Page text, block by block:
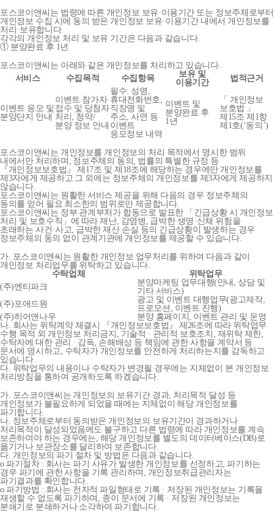
포스코이앤씨는 법령에 따른 개인정보 보유·이용기간 또는 정보주체로부터
개인정보 수집 시에 동의 받은 개인정보 보유·이용기간 내에서 개인정보를
처리·보유합니다.
각각의 개인정보 처리 및 보유 기간은 다음과 같습니다.
① 분양완료 후 1년
포스코이앤씨는 아래와 같은 개인정보를 처리하고 있습니다.
서비스
수집목적 수집항목
보유 및
이용기간
법적근거
이벤트 응모 및
분양단지 안내
이벤트 참가자
접수 및 당첨자
처리, 청약/
분양 정보 안내
필수: 성명,
휴대전화번호,
직장명 및
주소, 사연 등
이벤트
응모정보 내역
이벤트 및
분양완료 후
1년
「 개인정보
보호법 」
제15조 제1항
제1호(‘동의’)
포스코이앤씨는 개인정보를 개인정보의 처리 목적에서 명시한 범위
내에서만 처리하며, 정보주체의 동의, 법률의 특별한 규정 등
『개인정보보호법』 제17조 및 제18조에 해당하는 경우에만 개인정보를
제3자에게 제공하고 그 외에는 정보주체의 개인정보를 제3자에게 제공하지
않습니다.
포스코이앤씨는 원활한 서비스 제공을 위해 다음의 경우 정보주체의
동의를 얻어 필요 최소한의 범위로만 제공합니다.
포스코이앤씨는 정부 관계부처가 합동으로 발표한 「긴급상황 시 개인정보
처리 및 보호수칙」에 따라 재난, 감염병, 급박한 생명·신체 위험을
초래하는 사건·사고, 급박한 재산 손실 등의 긴급상황이 발생하는 경우
정보주체의 동의 없이 관계기관에 개인정보를 제공할 수 있습니다.
가. 포스코이앤씨는 원활한 개인정보 업무처리를 위하여 다음과 같이
개인정보 처리업무를 위탁하고 있습니다.
수탁업체
위탁업무
(주)엔티파크
분양마케팅 업무대행(안내, 상담 및
기타 서비스)
(주)포애드원
광고 및 이벤트 대행업무(광고제작,
프로모션, 이벤트 진행)
(주)히어앤나우
분양 홈페이지, 이벤트 관리 및 운영
나. 회사는 위탁계약 체결시 『개인정보보호법』 제26조에 따라 위탁업무
수행 목적 외 개인정보 처리금지, 기술적 · 관리적 보호조치, 재위탁 제한,
수탁자에 대한 관리 · 감독, 손해배상 등 책임에 관한 사항을 계약서 등
문서에 명시하고, 수탁자가 개인정보를 안전하게 처리하는지를 감독하고
있습니다.
다. 위탁업무의 내용이나 수탁자가 변경될 경우에는 지체없이 본 개인정보
처리방침을 통하여 공개하도록 하겠습니다.
가. 포스코이앤씨는 개인정보의 보유기간 경과, 처리목적 달성 등
개인정보가 불필요하게 되었을 때에는 지체없이 해당 개인정보를
파기합니다.
나. 정보주체로부터 동의받은 개인정보의 보유기간이 경과하거나
처리목적이 달성되었음에도 불구하고 다른 법령에 따라 개인정보를 계속
보존하여야 하는 경우에는, 해당 개인정보를 별도의 데이터베이스(DB)로
옮기거나 보관장소를 달리하여 보존합니다.
다. 개인정보의 파기 절차 및 방법은 다음과 같습니다.
o 파기절차 : 회사는 파기 사유가 발생한 개인정보를 선정하고, 파기하는
경우 파기에 관한 사항을 기록 관리하며, 개인정보취급관리자는
파기결과를 확인합니다.
o 파기방법 : 회사는 전자적 파일형태로 기록 · 저장된 개인정보는 기록을
재생할 수 없도록 파기하며, 종이 문서에 기록 · 저장된 개인정보는
분쇄기로 분쇄하거나 소각하여 파기합니다.